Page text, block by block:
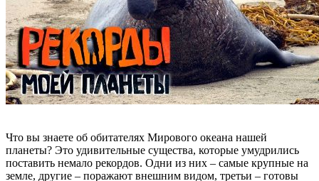
Что вы знаете об обитателях Мирового океана нашей
планеты? Это удивительные существа, которые умудрились
поставить немало рекордов. Одни из них – самые крупные на
земле, другие – поражают внешним видом, третьи – готовы